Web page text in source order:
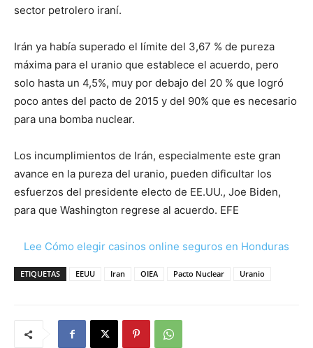
sector petrolero iraní.
Irán ya había superado el límite del 3,67 % de pureza
máxima para el uranio que establece el acuerdo, pero
solo hasta un 4,5%, muy por debajo del 20 % que logró
poco antes del pacto de 2015 y del 90% que es necesario
para una bomba nuclear.
Los incumplimientos de Irán, especialmente este gran
avance en la pureza del uranio, pueden dificultar los
esfuerzos del presidente electo de EE.UU., Joe Biden,
para que Washington regrese al acuerdo. EFE
Lee Cómo elegir casinos online seguros en Honduras
ETIQUETAS EEUU Iran OIEA Pacto Nuclear Uranio